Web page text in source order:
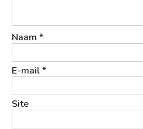
Naam *
E-mail*
Site